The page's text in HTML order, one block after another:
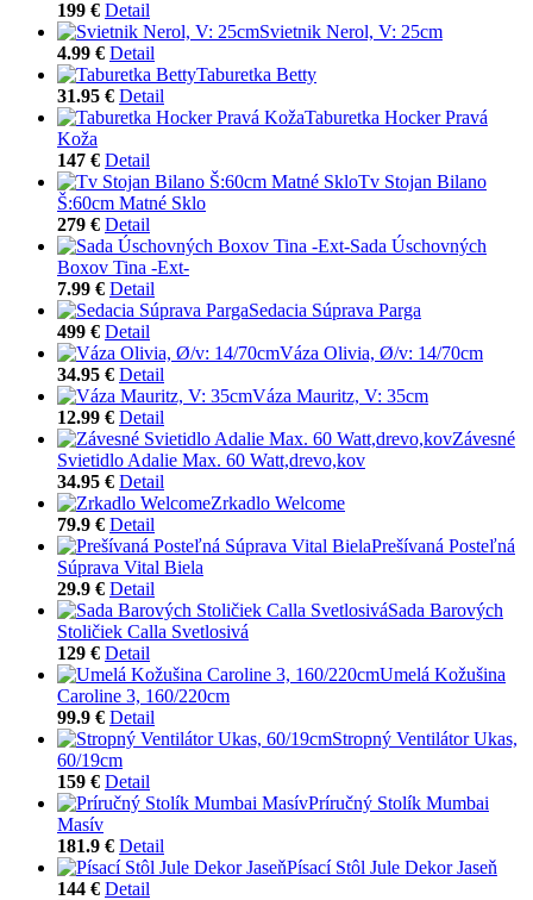
199 € Detail
Svietnik Nerol, V: 25cm
4.99 € Detail
Taburetka Betty
31.95 € Detail
Taburetka Hocker Pravá
Koža
147 € Detail
Tv Stojan Bilano
Š:60cm Matné Sklo
279 € Detail
Sada Úschovných
Boxov Tina -Ext-
7.99 € Detail
Sedacia Súprava Parga
499 € Detail
Váza Olivia, Ø/v: 14/70cm
34.95 € Detail
Váza Mauritz, V: 35cm
12.99 € Detail
Závesné
Svietidlo Adalie Max. 60 Watt,drevo,kov
34.95 € Detail
Zrkadlo Welcome
79.9 € Detail
Prešívaná Posteľná
Súprava Vital Biela
29.9 € Detail
Sada Barových
Stoličiek Calla Svetlosivá
129 € Detail
Umelá Kožušina
Caroline 3, 160/220cm
99.9 € Detail
Stropný Ventilátor Ukas,
60/19cm
159 € Detail
Príručný Stolík Mumbai
Masív
181.9 € Detail
Písací Stôl Jule Dekor Jaseň
144 € Detail